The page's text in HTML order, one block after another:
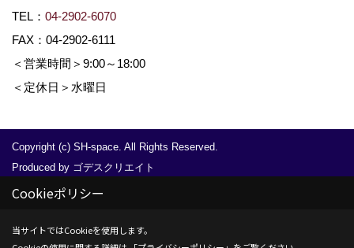
TEL： 04-2902-6070
FAX：04-2902-6111
＜営業時間＞9:00～18:00
＜定休日＞水曜日
Copyright (c) SH-space. All Rights Reserved.
Produced by ゴデスクリエイト
Cookieポリシー
当サイトではCookieを使用します。